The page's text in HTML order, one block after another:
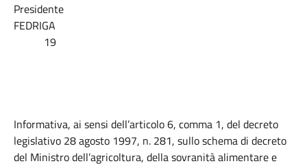
Presidente
FEDRIGA
19
Informativa, ai sensi dell’articolo 6, comma 1, del decreto
legislativo 28 agosto 1997, n. 281, sullo schema di decreto
del Ministro dell’agricoltura, della sovranità alimentare e